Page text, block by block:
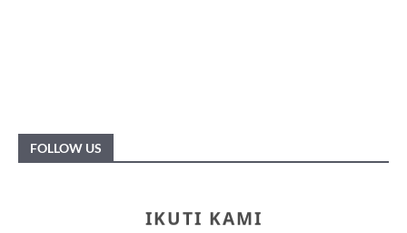
FOLLOW US
IKUTI KAMI